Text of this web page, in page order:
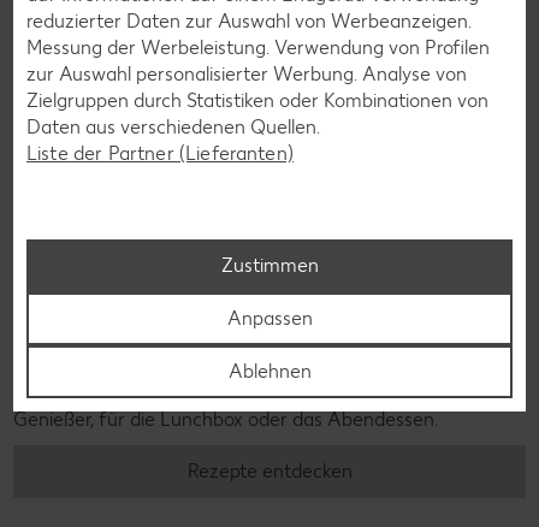
Laktosefreie Rezepte
Laktoseintoleranz muss dich kulinarisch nicht ausbremsen,
denn es geht auch ohne. Unsere laktosefreien Rezepte
bringen Vielfalt auf den Tisch – für große und kleine
Genießer, für die Lunchbox oder das Abendessen.
Rezepte entdecken
reduzierter Daten zur Auswahl von Werbeanzeigen.
Messung der Werbeleistung. Verwendung von Profilen
zur Auswahl personalisierter Werbung. Analyse von
Zielgruppen durch Statistiken oder Kombinationen von
Daten aus verschiedenen Quellen.
Liste der Partner (Lieferanten)
Zustimmen
Anpassen
Ablehnen